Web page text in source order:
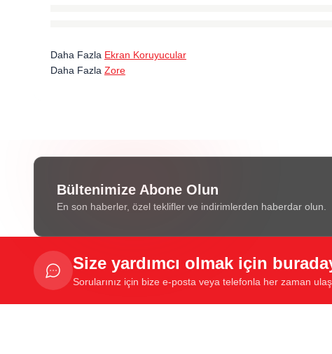
Daha Fazla Ekran Koruyucular
Daha Fazla Zore
Bültenimize Abone Olun
En son haberler, özel teklifler ve indirimlerden haberdar olun.
Size yardımcı olmak için
Sorularınız için bize e-posta veya telefonla her zaman